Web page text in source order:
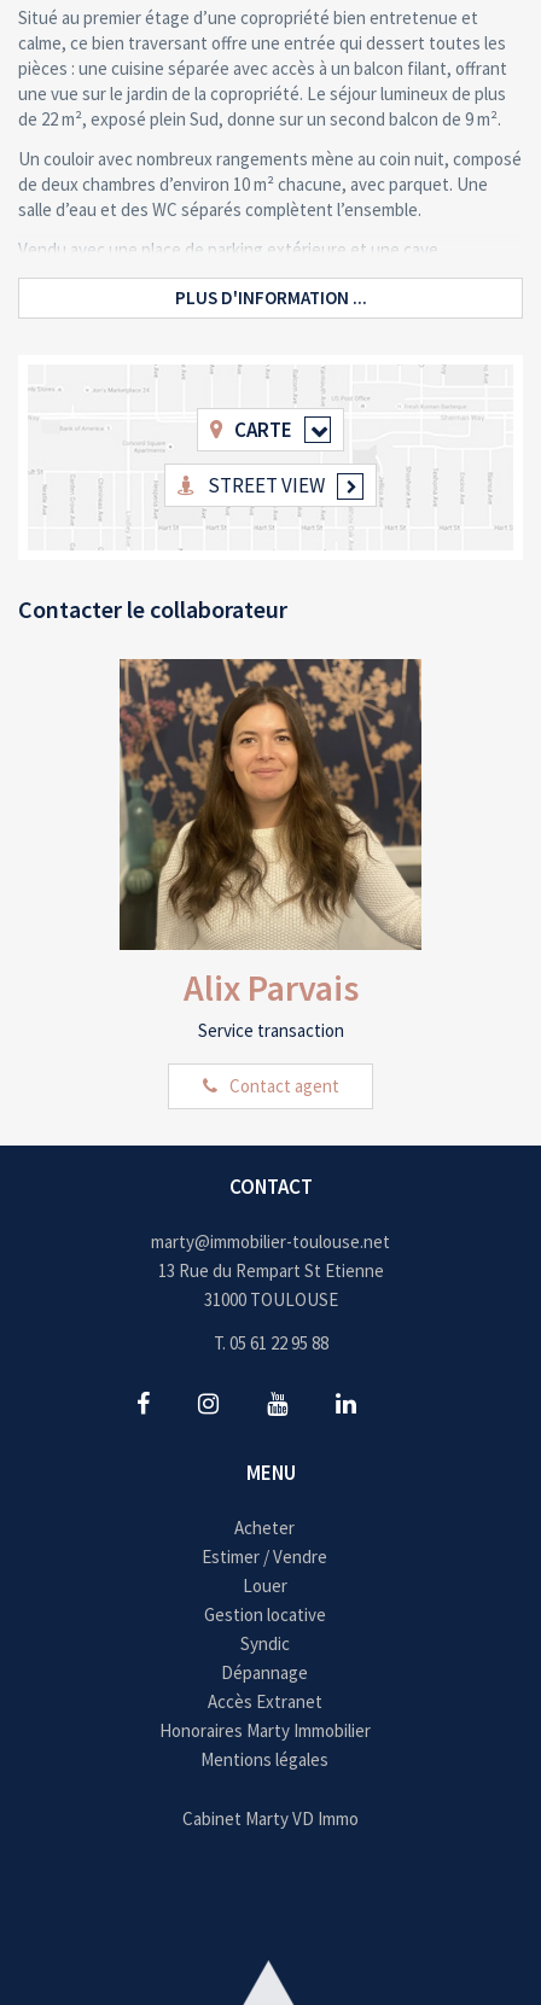
Situé au premier étage d’une copropriété bien entretenue et
calme, ce bien traversant offre une entrée qui dessert toutes les
pièces : une cuisine séparée avec accès à un balcon filant, offrant
une vue sur le jardin de la copropriété. Le séjour lumineux de plus
de 22 m², exposé plein Sud, donne sur un second balcon de 9 m².
Un couloir avec nombreux rangements mène au coin nuit, composé
de deux chambres d’environ 10 m² chacune, avec parquet. Une
salle d’eau et des WC séparés complètent l’ensemble.
Vendu avec une place de parking extérieure et une cave.
Le bien est vendu loué, avec un loyer de 640 € + 50 € de charges,
soit 690 € charges comprises.
Nombre de lots : 91 lots dont 31 lots principaux
Charges : 419 € / trimestre
Taxe foncière : 1 222 €
DPE : D/E (2018)
Prix de vente : 160 500 € honoraires d’agence inclus dont 7%
Les informations sur les risques auxquels ce bien est exposé sont
PLUS D'INFORMATION ...
CARTE
STREET VIEW
Contacter le collaborateur
Alix Parvais
Service transaction
Contact agent
CONTACT
marty@immobilier-toulouse.net
13 Rue du Rempart St Etienne
31000 TOULOUSE
T. 05 61 22 95 88
MENU
Acheter
Estimer / Vendre
Louer
Gestion locative
Syndic
Dépannage
Accès Extranet
Honoraires Marty Immobilier
Mentions légales
Cabinet Marty VD Immo